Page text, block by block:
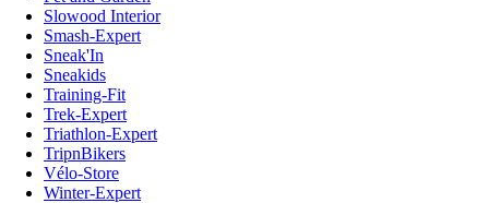
Slowood Interior
Smash-Expert
Sneak'In
Sneakids
Training-Fit
Trek-Expert
Triathlon-Expert
TripnBikers
Vélo-Store
Winter-Expert